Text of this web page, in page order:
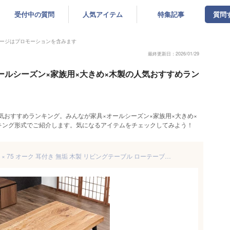
受付中の質問 人気アイテム 特集記事 質問
ジはプロモーションを含みます
最終更新日：2026/01/29
ルシーズン×家族用×大きめ×木製の人気おすすめラン
すすめランキング。みんなが家具×オールシーズン×家族用×大きめ×
グ形式でご紹介します。気になるアイテムをチェックしてみよう！